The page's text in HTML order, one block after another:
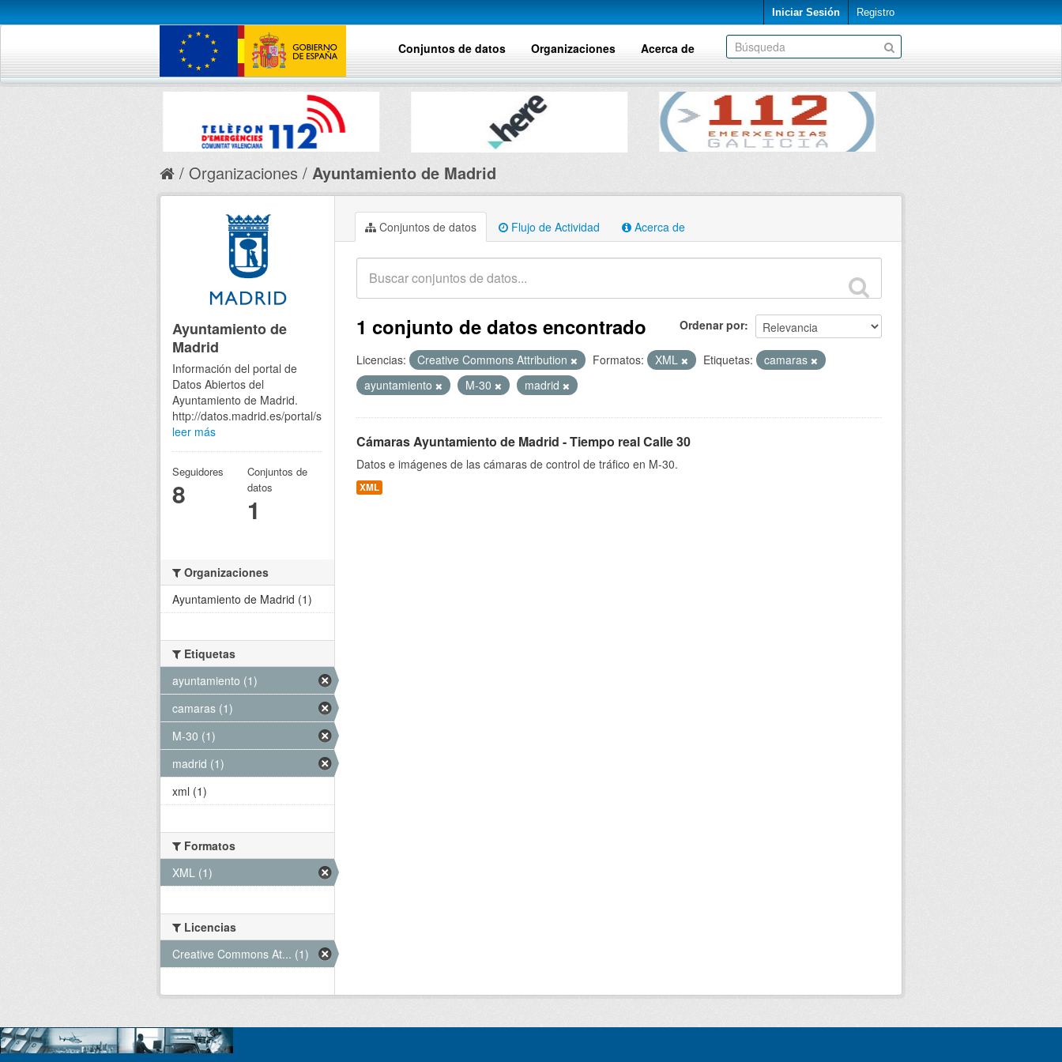
Iniciar Sesión Registro
Conjuntos de datos Organizaciones Acerca de
Organizaciones Ayuntamiento de Madrid
Conjuntos de datos Flujo de Actividad Acerca de
Ordenar por
1 conjunto de datos encontrado
Licencias: Creative Commons Attribution Formatos: XML Etiquetas:
camaras
ayuntamiento
M-30 madrid
Cámaras Ayuntamiento de Madrid - Tiempo real Calle 30
Datos e imágenes de las cámaras de control de tráfico en M-30.
XML
Ayuntamiento de
Madrid
Información del portal de
Datos Abiertos del
Ayuntamiento de Madrid.
http://datos.madrid.es/portal/site/egob
leer más
Seguidores
8
Conjuntos de
datos
1
Organizaciones
Ayuntamiento de Madrid (1)
Etiquetas
ayuntamiento (1)
camaras (1)
M-30 (1)
madrid (1)
xml (1)
Formatos
XML (1)
Licencias
Creative Commons At... (1)